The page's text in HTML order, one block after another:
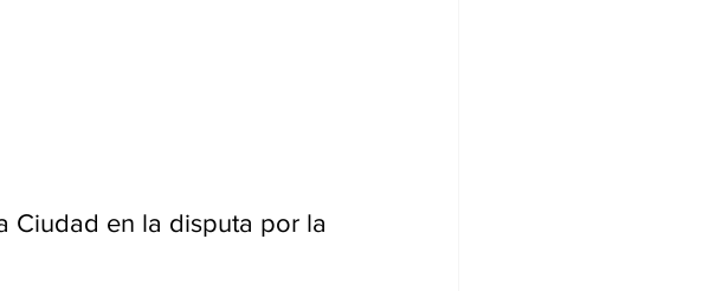
Ciudad en la disputa por la